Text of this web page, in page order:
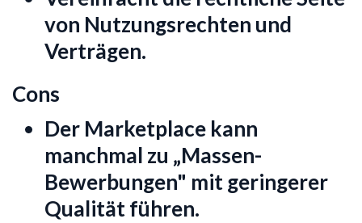
von Nutzungsrechten und
Verträgen.
Cons
Der Marketplace kann
manchmal zu „Massen-
Bewerbungen" mit geringerer
Qualität führen.